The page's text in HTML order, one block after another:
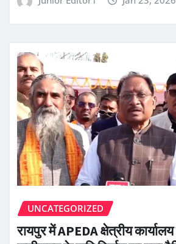
UNCATEGORIZED
रायपुर में APEDA क्षेत्रीय